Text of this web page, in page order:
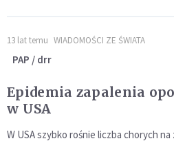
13 lat temu WIADOMOŚCI ZE ŚWIATA
PAP / drr
Epidemia zapalenia
w USA
W USA szybko rośnie liczba chorych